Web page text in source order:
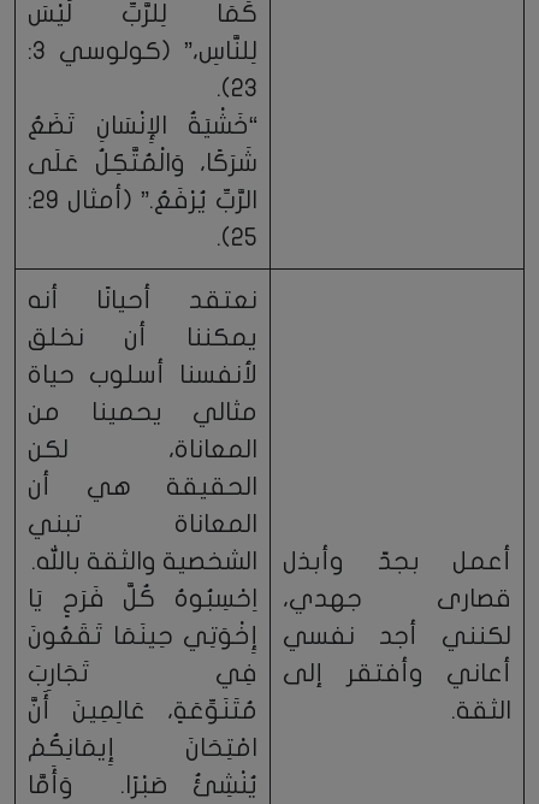
كَمَا لِلرَّبِّ لَيْسَ
لِلنَّاسِ،” (كولوسي 3:
23).
“خَشْيَةُ الإِنْسَانِ تَضَعُ
شَرَكًا، وَالْمُتَّكِلُ عَلَى
الرَّبِّ يُرْفَعُ.” (أمثال 29:
25).
أعمل بجدّ وأبذل
قصارى جهدي،
لكنني أجد نفسي
أعاني وأفتقر إلى
الثقة.
نعتقد أحيانًا أنه
يمكننا أن نخلق
لأنفسنا أسلوب حياة
مثالي يحمينا من
المعاناة، لكن
الحقيقة هي أن
المعاناة تبني
الشخصية والثقة بالله.
اِحْسِبُوهُ كُلَّ فَرَحٍ يَا
إِخْوَتِي حِينَمَا تَقَعُونَ
فِي تَجَارِبَ
مُتَنَوِّعَةٍ، عَالِمِينَ أَنَّ
امْتِحَانَ إِيمَانِكُمْ
يُنْشِئُ صَبْرًا. وَأَمَّا